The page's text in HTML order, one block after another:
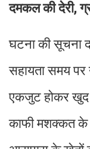
दमकल की देरी,
घटना की सूचना
सहायता समय
एकजुट होकर खुद
काफी मशक्कत के